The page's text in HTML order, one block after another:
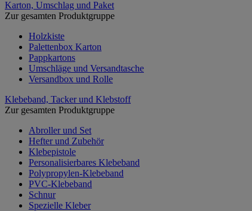
Karton, Umschlag und Paket
Zur gesamten Produktgruppe
Holzkiste
Palettenbox Karton
Pappkartons
Umschläge und Versandtasche
Versandbox und Rolle
Klebeband, Tacker und Klebstoff
Zur gesamten Produktgruppe
Abroller und Set
Hefter und Zubehör
Klebepistole
Personalisierbares Klebeband
Polypropylen-Klebeband
PVC-Klebeband
Schnur
Spezielle Kleber